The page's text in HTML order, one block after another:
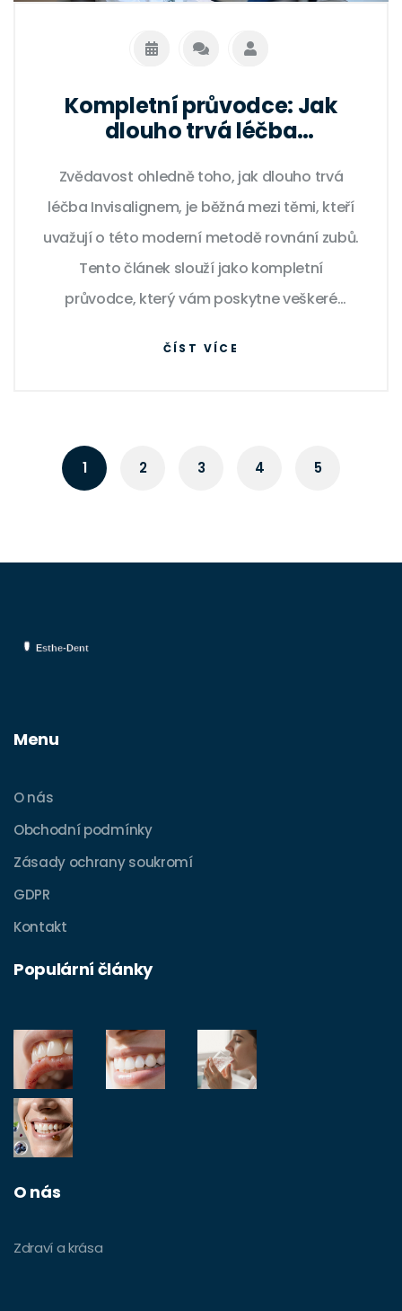
Kompletní průvodce: Jak
dlouho trvá léčba
Zvědavost ohledně toho, jak dlouho trvá
léčba Invisalignem, je běžná mezi těmi, kteří
uvažují o této moderní metodě rovnání zubů.
Tento článek slouží jako kompletní
průvodce, který vám poskytne veškeré
ČÍST VÍCE
1 2 3 4 5
Menu
O nás
Obchodní podmínky
Zásady ochrany soukromí
GDPR
Kontakt
Populární články
O nás
Zdraví a krása